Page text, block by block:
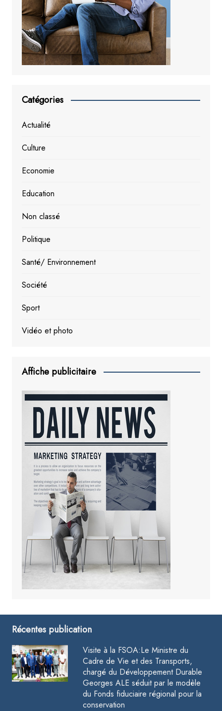
Catégories
Actualité
Culture
Economie
Education
Non classé
Politique
Santé/ Environnement
Société
Sport
Vidéo et photo
Affiche publicitaire
Récentes publication
Visite à la FSOA:Le Ministre du
Cadre de Vie et des Transports,
chargé du Développement Durable
Georges ALE séduit par le modèle
du Fonds fiduciaire régional pour la
conservation